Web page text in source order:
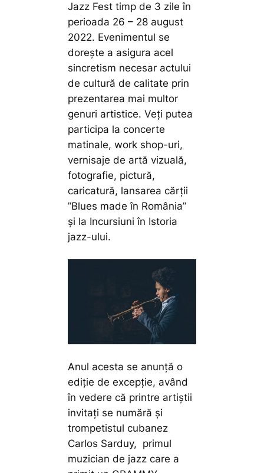
Jazz Fest timp de 3 zile în
perioada 26 – 28 august
2022. Evenimentul se
dorește a asigura acel
sincretism necesar actului
de cultură de calitate prin
prezentarea mai multor
genuri artistice. Veți putea
participa la concerte
matinale, work shop-uri,
vernisaje de artă vizuală,
fotografie, pictură,
caricatură, lansarea cărții
”Blues made în România”
și la Incursiuni în Istoria
jazz-ului.
Anul acesta se anunță o
ediție de excepție, având
în vedere că printre artiștii
invitați se numără și
trompetistul cubanez
Carlos Sarduy, primul
muzician de jazz care a